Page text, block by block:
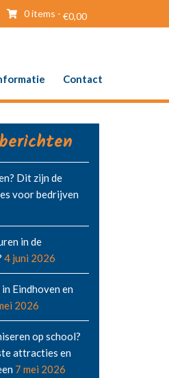
0 items - €0,00
Contact
Dit zijn de
voor bedrijven
in de
4 juni 2026
Eindhoven en
2026
op school?
attracties en
7 mei 2026